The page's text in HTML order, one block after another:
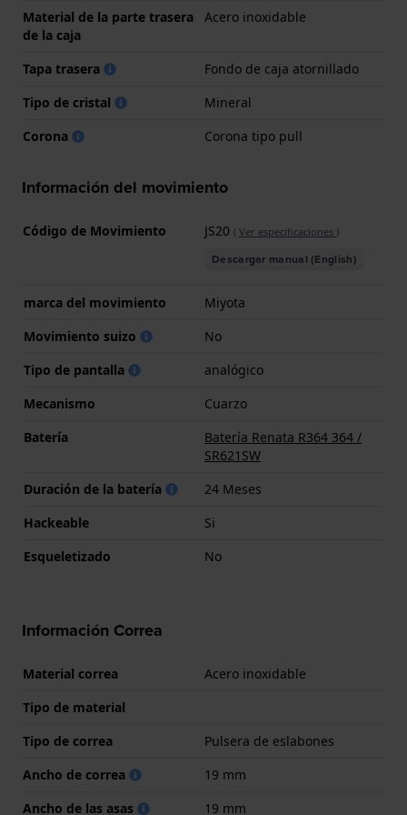
Material de la parte trasera
de la caja
Acero inoxidable
Tapa trasera
Fondo de caja atornillado
Tipo de cristal
Mineral
Corona
Corona tipo pull
Información del movimiento
Código de Movimiento JS20 ( Ver especificaciones )
Descargar manual (English)
marca del movimiento
Miyota
Movimiento suizo
No
Tipo de pantalla
analógico
Mecanismo
Cuarzo
Batería
Batería Renata R364 364 /
SR621SW
Duración de la batería
24 Meses
Hackeable
Si
Esqueletizado
No
Información Correa
Material correa
Acero inoxidable
Tipo de material
Tipo de correa
Pulsera de eslabones
Ancho de correa
19 mm
Ancho de las asas
19 mm